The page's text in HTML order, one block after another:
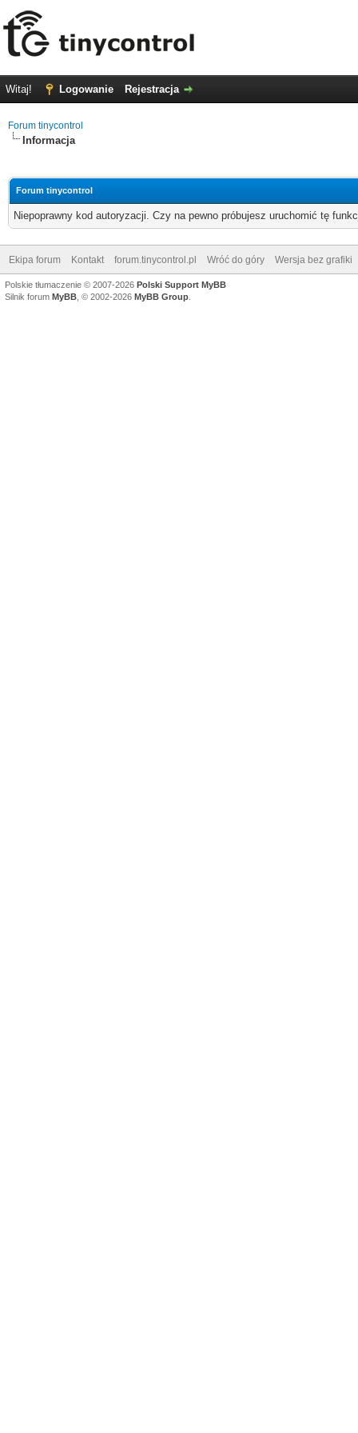
Witaj! Logowanie Rejestracja
Forum tinycontrol
Informacja
Forum tinycontrol
Niepoprawny kod autoryzacji. Czy na pewno próbujesz uruchomić tę
Ekipa forum Kontakt forum.tinycontrol.pl Wróć do góry Wersja bez grafiki
Polskie tłumaczenie © 2007-2026 Polski Support MyBB
Silnik forum MyBB , © 2002-2026 MyBB Group